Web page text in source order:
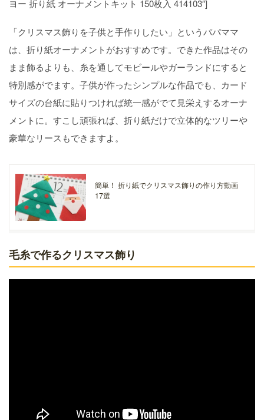
ヨー 折り紙 オーナメントキット 150枚入 414103″]
「クリスマス飾りを子供と手作りしたい」というパパママ
は、折り紙オーナメントがおすすめです。できた作品はその
まま飾るよりも、糸を通してモビールやガーランドにすると
特別感がでます。子供が作ったシンプルな作品でも、カード
サイズの台紙に貼りつければ統一感がでて見栄えするオーナ
メントに。すこし頑張れば、折り紙だけで立体的なツリーや
豪華なリースもできますよ。
簡単！ 折り紙でクリスマス飾りの作り方動画
17選
毛糸で作るクリスマス飾り